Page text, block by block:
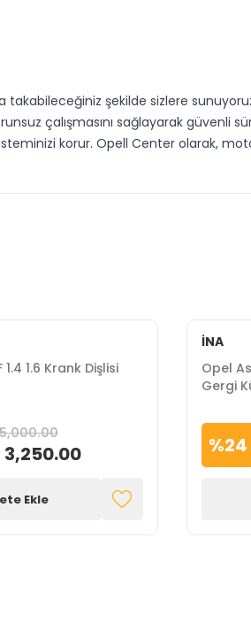
takabileceğiniz şekilde sizlere
çalışmasını sağlayarak güvenli
korur. Opell Center olarak,
Dizel Emme
Bağlantı Çubuğu
Ekle
GATES
Opel
Seti
%40